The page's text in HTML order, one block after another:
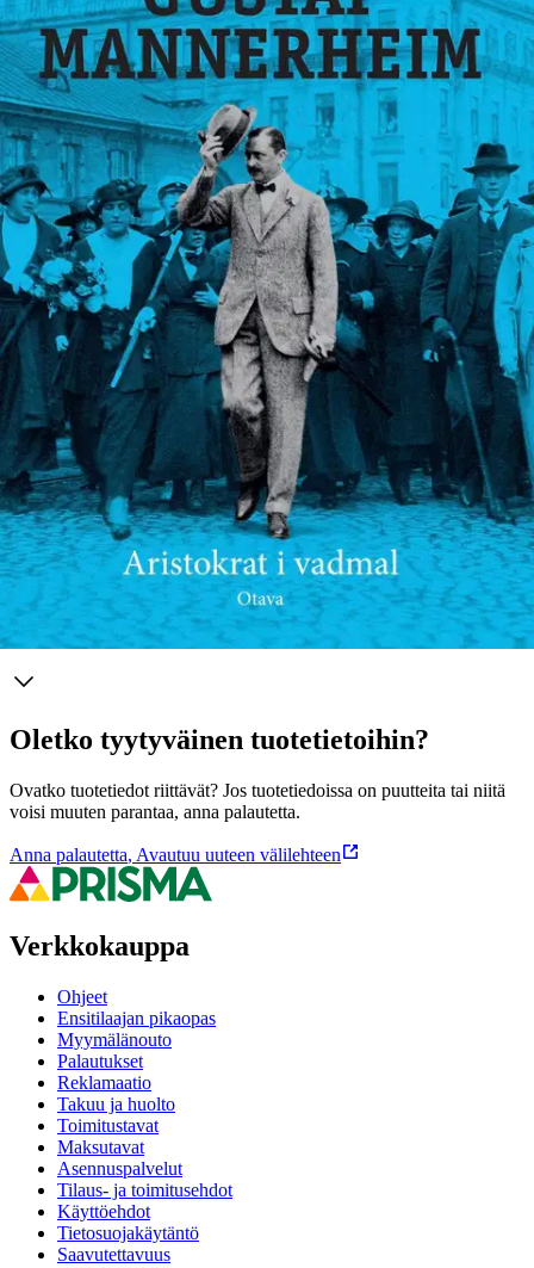
Ei saatavilla
Tuotekuvaus
Gustaf Mannerheim är som känt den mest uppburna men också
omstridda personen i Finlands 1900-talshistoria.Men varför är det
så? Mannerheims långa och mångskiftande liv och epok gestaltas i
detta verk skrivet av Henrik Meinander i flera kontexter: hans
privilegierade bakgrund och officerskarriär i Ryssland, som vardera
på ett väsentligt sätt formade hans syn på Finland i ett europeiskt och
globalt perspektiv; hans centrala insats i finsk säkerhetspolitik under
ödesåren 1917-1919 och 1939-46; och sist men inte minst, hans
personlighet som fortsättningsvis ger upphov till en myter, anekdoter
och rykten. I denna syntes målar han ett kritiskt men empatiskt
Mannerheim-porträtt, i vilket det finns både starka konturer och
färgprakt men också besvärande detaljer och tunga skuggor.
Näytä lisää tuotekuvausta
Ominaisuudet
Oletko tyytyväinen tuotetietoihin?
Ovatko tuotetiedot riittävät? Jos tuotetiedoissa on puutteita tai niitä
voisi muuten parantaa, anna palautetta.
Anna palautetta, Avautuu uuteen välilehteen
Verkkokauppa
Ohjeet
Ensitilaajan pikaopas
Myymälänouto
Palautukset
Reklamaatio
Takuu ja huolto
Toimitustavat
Maksutavat
Asennuspalvelut
Tilaus- ja toimitusehdot
Käyttöehdot
Tietosuojakäytäntö
Saavutettavuus